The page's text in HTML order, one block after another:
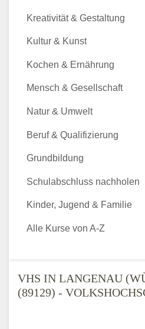
VHS IN LANGENAU
(89129) -
Kreativität & Gestaltung
Kultur & Kunst
Kochen & Ernährung
Mensch & Gesellschaft
Natur & Umwelt
Beruf & Qualifizierung
Grundbildung
Schulabschluss nachholen
Kinder, Jugend & Familie
Alle Kurse von A-Z